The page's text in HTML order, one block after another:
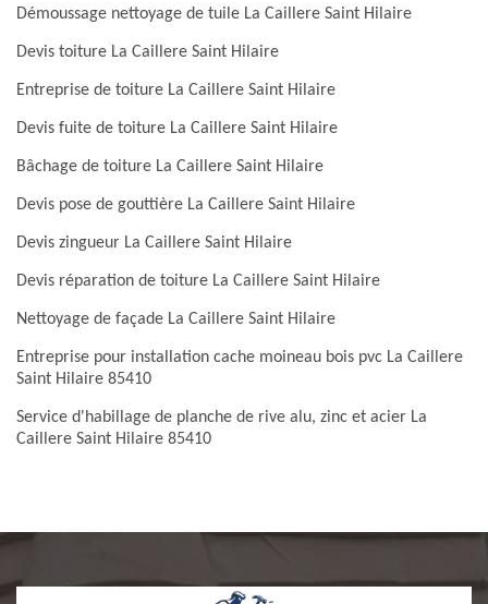
Démoussage nettoyage de tuile La Caillere Saint Hilaire
Devis toiture La Caillere Saint Hilaire
Entreprise de toiture La Caillere Saint Hilaire
Devis fuite de toiture La Caillere Saint Hilaire
Bâchage de toiture La Caillere Saint Hilaire
Devis pose de gouttière La Caillere Saint Hilaire
Devis zingueur La Caillere Saint Hilaire
Devis réparation de toiture La Caillere Saint Hilaire
Nettoyage de façade La Caillere Saint Hilaire
Entreprise pour installation cache moineau bois pvc La Caillere
Saint Hilaire 85410
Service d'habillage de planche de rive alu, zinc et acier La
Caillere Saint Hilaire 85410